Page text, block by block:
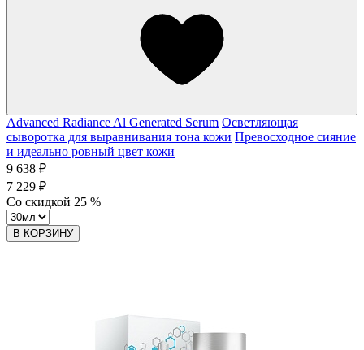
Advanced Radiance Al Generated Serum Осветляющая
сыворотка для выравнивания тона кожи Превосходное сияние
и идеально ровный цвет кожи
9 638 ₽
7 229 ₽
Со скидкой 25 %
В КОРЗИНУ